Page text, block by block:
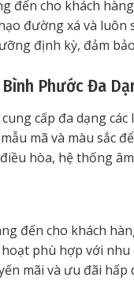
đến cho khách
đường xá và luôn
định kỳ, đảm
Phước Đa
cấp đa dạng
mã và màu sắc
hòa, hệ thống
đến cho khách
phù hợp với
mãi và ưu đãi